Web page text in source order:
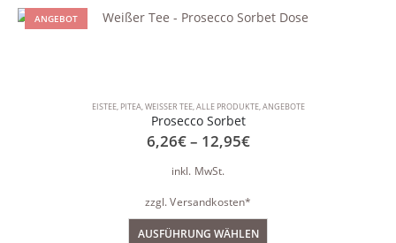
ANGEBOT
EISTEE, PITEA WEISSER TEE , ALLE PRODUKTE, ANGEBOTE
Prosecco Sorbet
6,26€– 12,95€
inkl. MwSt.
zzgl.Versandkosten*
AUSFÜHRUNG WÄHLEN